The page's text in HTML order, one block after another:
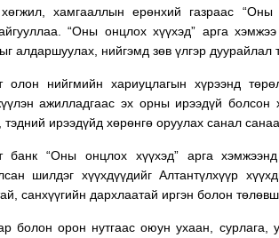
хамгааллын ерөнхий газраас
“Оны онцлох хүүхэд” арга
алдаршуулах, нийгэмд зөв үлгэр дуурайлал
нийгмийн хариуцлагын хүрээнд
ажилладгаас эх орны ирээдүй
тэдний ирээдүйд хөрөнгө оруулах санал
банк “Оны онцлох хүүхэд” арга
шилдэг хүүхдүүдийг Алтантүлхүүр
санхүүгийн дархлаатай иргэн болон
болон орон нутгаас оюун ухаан, сурлага,